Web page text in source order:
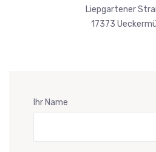
Liepgartener
17373
Ihr Name